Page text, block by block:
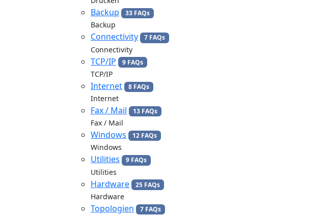
Backup 33 FAQs
Backup
Connectivity 7 FAQs
Connectivity
TCP/IP 9 FAQs
TCP/IP
Internet 8 FAQs
Internet
Fax / Mail 13 FAQs
Fax / Mail
Windows 12 FAQs
Windows
Utilities 9 FAQs
Utilities
Hardware 25 FAQs
Hardware
Topologien 7 FAQs